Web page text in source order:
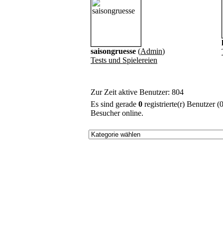
saisongruesse (Admin)
Tests und Spielereien
Zur Zeit aktive Benutzer: 804
Es sind gerade 0 registrierte(r) Benutzer
Besucher online.